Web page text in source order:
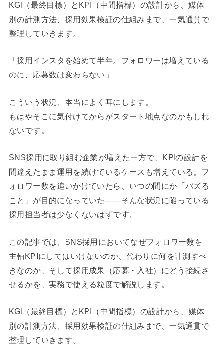
KGI（最終目標）とKPI（中間指標）の設計から、媒体
別の計測方法、採用効果検証の仕組みまで、一気通貫で
整理していきます。
「採用インスタを始めて半年。フォロワーは増えている
のに、応募数は変わらない」
こういう状況、本当によく耳にします。
もはやそこに気付けてからがスタート地点なのかもしれ
ないです。
SNS採用に取り組む企業が増えた一方で、KPIの設計を
間違えたまま運用を続けているケースも増えている。フ
ォロワー数を追いかけていたら、いつの間にか「バズる
こと」が目的になっていた——そんな状況に陥っている
採用担当者は少なくないはずです。
この記事では、SNS採用においてなぜフォロワー数を
主軸KPIにしてはいけないのか、代わりに何を計測すべ
きなのか、そして採用成果（応募・入社）にどう接続さ
せるかを、実務で使える粒度で解説します。
KGI（最終目標）とKPI（中間指標）の設計から、媒体
別の計測方法、採用効果検証の仕組みまで、一気通貫で
整理していきます。